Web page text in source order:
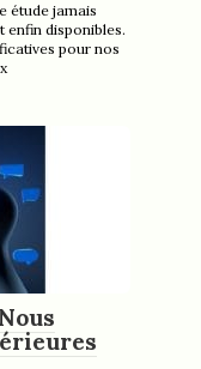
étude jamais
enfin disponibles.
pour nos